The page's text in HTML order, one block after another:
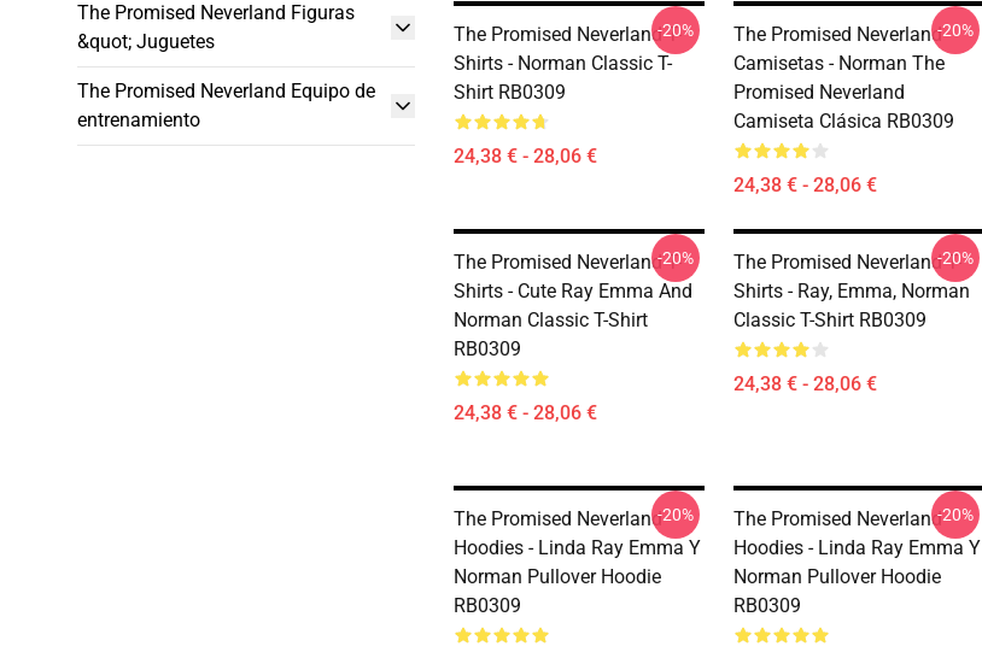
The Promised Neverland Figuras
&quot; Juguetes
The Promised Neverland Equipo de
entrenamiento
The Promised Neverland T-
Shirts - Norman Classic T-
Shirt RB0309
24,38 € - 28,06 €
-20%
The Promised Neverland
Camisetas - Norman The
Promised Neverland
Camiseta Clásica RB0309
24,38 € - 28,06 €
-20%
The Promised Neverland T-
Shirts - Cute Ray Emma And
Norman Classic T-Shirt
RB0309
24,38 € - 28,06 €
-20%
The Promised Neverland T-
Shirts - Ray, Emma, Norman
Classic T-Shirt RB0309
24,38 € - 28,06 €
-20%
The Promised Neverland
Hoodies - Linda Ray Emma Y
Norman Pullover Hoodie
RB0309
-20%
The Promised Neverland
Hoodies - Linda Ray Emma Y
Norman Pullover Hoodie
RB0309
-20%